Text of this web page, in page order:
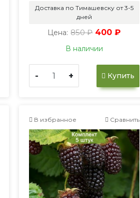
Доставка по Тимашевску от 3-5
дней
Цена: 850 ₽ 400 ₽
В наличии
- + Купить
В избранное Сравнить